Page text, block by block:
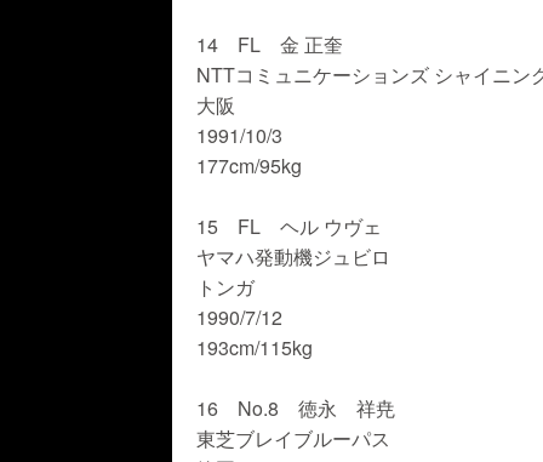
14 FL 金 正奎
NTTコミュニケーションズ シャイニン
大阪
1991/10/3
177cm/95kg
15 FL ヘル ウヴェ
ヤマハ発動機ジュビロ
トンガ
1990/7/12
193cm/115kg
16 No.8 徳永 祥尭
東芝ブレイブルーパス